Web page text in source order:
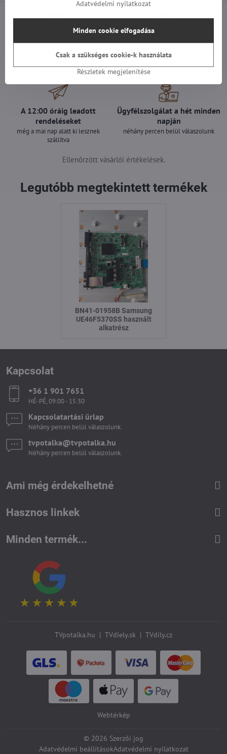
Minden termékünket
teszteljük
Szállítás csak 1490 Ft
25 000 Ft felett ingyenes a szállítás
A 12:00 óráig leadott
rendeléseket
még a mai nap alatt ki lesznek
szállítva
Ügyfélszolgálat a hét minden
napján
néhány percen belül válaszolunk
Ellenőrzött vásárlói értékelések.
Legutóbb megtekintett termékek
BN41-01958B Samsung
UE46F5370SS használt
alkatrész
Kapcsolat
+36 1 901 7651
HÉ-PÉ, 09:00 - 15:30
Kapcsolatartási űrlap
Néhány percen belül válaszolunk.
tvpotalka​@tvpotalka​.hu
Néhány percen belül válaszolunk.
Ami még érdekelhetné
Hasznos linkek
Minden termék...
TVpotalka.hu | TVdiely.sk | TVdíly.cz
Webtérkép
© 2026 Szerzői jog
Adatvédelmi beállításokAdatvédelmi nyilatkozat
Adatvédelmi nyilatkozat
Részletek megjelenítése
Minden cookie elfogadása
Csak a szükséges cookie-k használata